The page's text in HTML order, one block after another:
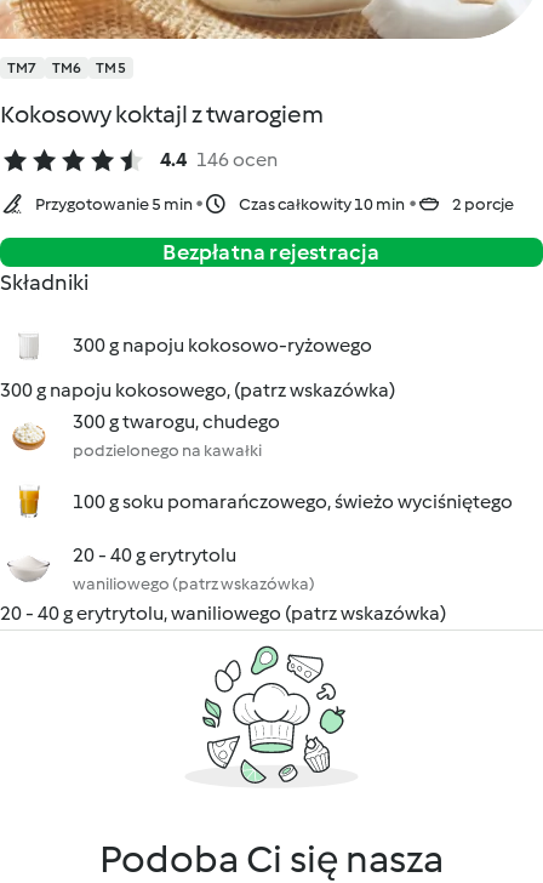
TM7 TM6 TM5
Kokosowy koktajl z twarogiem
4.4 146 ocen
Przygotowanie 5 min Czas całkowity 10 min 2 porcje
Bezpłatna rejestracja
Składniki
300 g napoju kokosowo-ryżowego
300 g napoju kokosowego, (patrz wskazówka)
300 g twarogu, chudego
podzielonego na kawałki
100 g soku pomarańczowego, świeżo wyciśniętego
20 - 40 g erytrytolu
waniliowego (patrz wskazówka)
20 - 40 g erytrytolu, waniliowego (patrz wskazówka)
Podoba Ci się nasza